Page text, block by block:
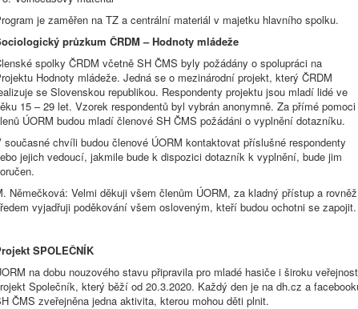
je zaměřen na TZ a centrální materiál v majetku hlavního spolku.
průzkum ČRDM – Hodnoty mládeže
spolky ČRDM včetně SH ČMS byly požádány o spolupráci na
Hodnoty mládeže. Jedná se o mezinárodní projekt, který ČRDM
se Slovenskou republikou. Respondenty projektu jsou mladí lidé ve
15 – 29 let. Vzorek respondentů byl vybrán anonymně. Za přímé pomoci
ÚORM budou mladí členové SH ČMS požádáni o vyplnění dotazníku.
současné chvíli budou členové ÚORM kontaktovat příslušné respondenty
jejich vedoucí, jakmile bude k dispozici dotazník k vyplnění, bude jim
Němečková: Velmi děkuji všem členům ÚORM, za kladný přístup a rovněž
vyjadřuji poděkování všem osloveným, kteří budou ochotni se zapojit.
SPOLEČNÍK
na dobu nouzového stavu připravila pro mladé hasiče i široku veřejnost
Společník, který běží od 20.3.2020. Každý den je na dh.cz a
ČMS zveřejněna jedna aktivita, kterou mohou děti plnit.